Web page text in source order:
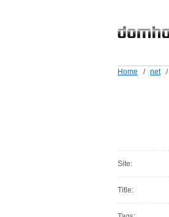
Home / net /
Site:
Title: